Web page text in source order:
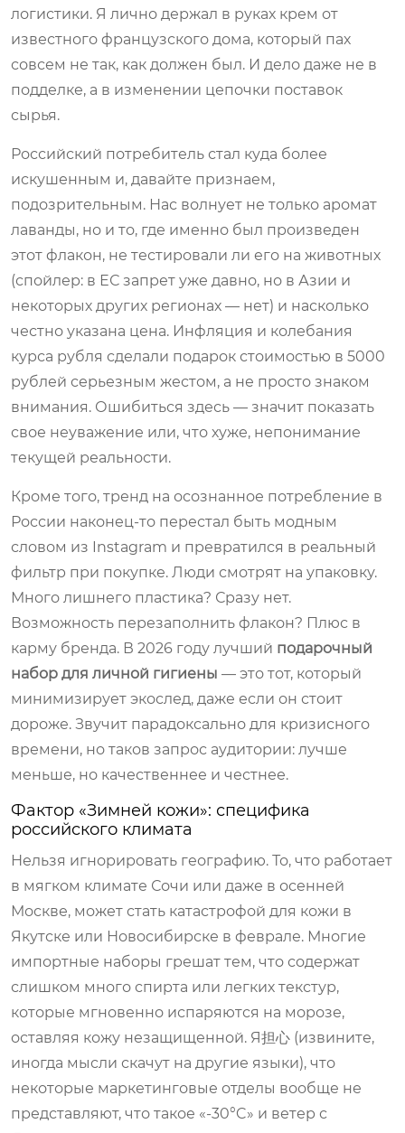
логистики. Я лично держал в руках крем от
известного французского дома, который пах
совсем не так, как должен был. И дело даже не в
подделке, а в изменении цепочки поставок
сырья.
Российский потребитель стал куда более
искушенным и, давайте признаем,
подозрительным. Нас волнует не только аромат
лаванды, но и то, где именно был произведен
этот флакон, не тестировали ли его на животных
(спойлер: в ЕС запрет уже давно, но в Азии и
некоторых других регионах — нет) и насколько
честно указана цена. Инфляция и колебания
курса рубля сделали подарок стоимостью в 5000
рублей серьезным жестом, а не просто знаком
внимания. Ошибиться здесь — значит показать
свое неуважение или, что хуже, непонимание
текущей реальности.
Кроме того, тренд на осознанное потребление в
России наконец-то перестал быть модным
словом из Instagram и превратился в реальный
фильтр при покупке. Люди смотрят на упаковку.
Много лишнего пластика? Сразу нет.
Возможность перезаполнить флакон? Плюс в
карму бренда. В 2026 году лучший подарочный
набор для личной гигиены — это тот, который
минимизирует экослед, даже если он стоит
дороже. Звучит парадоксально для кризисного
времени, но таков запрос аудитории: лучше
меньше, но качественнее и честнее.
Фактор «Зимней кожи»: специфика
российского климата
Нельзя игнорировать географию. То, что работает
в мягком климате Сочи или даже в осенней
Москве, может стать катастрофой для кожи в
Якутске или Новосибирске в феврале. Многие
импортные наборы грешат тем, что содержат
слишком много спирта или легких текстур,
которые мгновенно испаряются на морозе,
оставляя кожу незащищенной. Я担心 (извините,
иногда мысли скачут на другие языки), что
некоторые маркетинговые отделы вообще не
представляют, что такое «-30°C» и ветер с